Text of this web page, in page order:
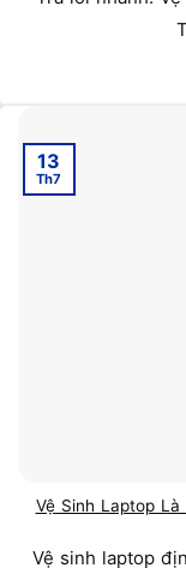
Vệ Sinh Laptop Là
Vệ sinh laptop
13
Th7